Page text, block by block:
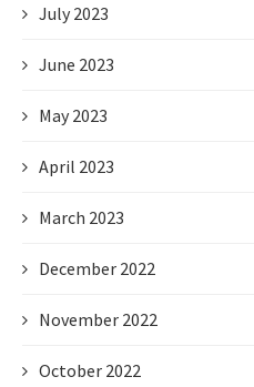
July 2023
June 2023
May 2023
April 2023
March 2023
December 2022
November 2022
October 2022